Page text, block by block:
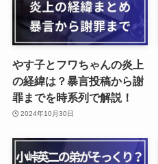
やす子とフワちゃんの炎上
の経緯は？暴言投稿から謝
罪までを時系列で解説！
2024年10月30日